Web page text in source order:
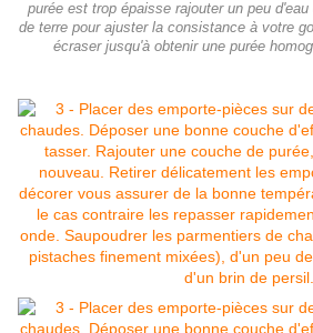
purée est trop épaisse rajouter un peu
de terre pour ajuster la consistance à votre
écraser jusqu'à obtenir une purée